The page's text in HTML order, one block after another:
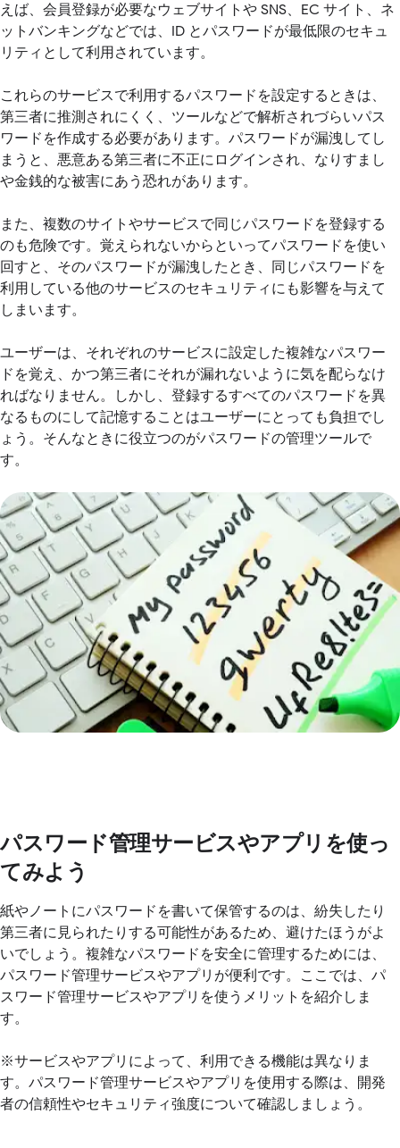
えば、会員登録が必要なウェブサイトや SNS、EC サイト、ネ
ットバンキングなどでは、ID とパスワードが最低限のセキュ
リティとして利用されています。
これらのサービスで利用するパスワードを設定するときは、
第三者に推測されにくく、ツールなどで解析されづらいパス
ワードを作成する必要があります。パスワードが漏洩してし
まうと、悪意ある第三者に不正にログインされ、なりすまし
や金銭的な被害にあう恐れがあります。
また、複数のサイトやサービスで同じパスワードを登録する
のも危険です。覚えられないからといってパスワードを使い
回すと、そのパスワードが漏洩したとき、同じパスワードを
利用している他のサービスのセキュリティにも影響を与えて
しまいます。
ユーザーは、それぞれのサービスに設定した複雑なパスワー
ドを覚え、かつ第三者にそれが漏れないように気を配らなけ
ればなりません。しかし、登録するすべてのパスワードを異
なるものにして記憶することはユーザーにとっても負担でし
ょう。そんなときに役立つのがパスワードの管理ツールで
す。
パスワード管理サービスやアプリを使っ
てみよう
紙やノートにパスワードを書いて保管するのは、紛失したり
第三者に見られたりする可能性があるため、避けたほうがよ
いでしょう。複雑なパスワードを安全に管理するためには、
パスワード管理サービスやアプリが便利です。ここでは、パ
スワード管理サービスやアプリを使うメリットを紹介しま
す。
※サービスやアプリによって、利用できる機能は異なりま
す。パスワード管理サービスやアプリを使用する際は、開発
者の信頼性やセキュリティ強度について確認しましょう。